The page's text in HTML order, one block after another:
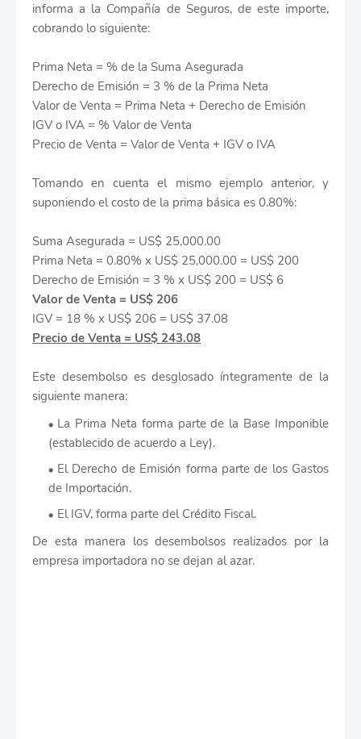
informa a la Compañía de Seguros, de este importe,
cobrando lo siguiente:
Prima Neta = % de la Suma Asegurada
Derecho de Emisión = 3 % de la Prima Neta
Valor de Venta = Prima Neta + Derecho de Emisión
IGV o IVA = % Valor de Venta
Precio de Venta = Valor de Venta + IGV o IVA
Tomando en cuenta el mismo ejemplo anterior, y
suponiendo el costo de la prima básica es 0.80%:
Suma Asegurada = US$ 25,000.00
Prima Neta = 0.80% x US$ 25,000.00 = US$ 200
Derecho de Emisión = 3 % x US$ 200 = US$ 6
Valor de Venta = US$ 206
IGV = 18 % x US$ 206 = US$ 37.08
Precio de Venta = US$ 243.08
Este desembolso es desglosado íntegramente de la
siguiente manera:
La Prima Neta forma parte de la Base Imponible
(establecido de acuerdo a Ley).
El Derecho de Emisión forma parte de los Gastos
de Importación.
El IGV, forma parte del Crédito Fiscal.
De esta manera los desembolsos realizados por la
empresa importadora no se dejan al azar.